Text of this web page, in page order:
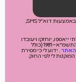
אני מאשר/ת קבלת דיוור ישיר של פרסומות ועידונים באמצעות דוא"ל SMS,
יוחזקו ויעובדו
במאגר מידע בהתאם להוראות חוק הגנת הפרטיות, התשמ"א–1981 (כולל
האתר . ידוע לי כי מסירת
לי לפי החוק.